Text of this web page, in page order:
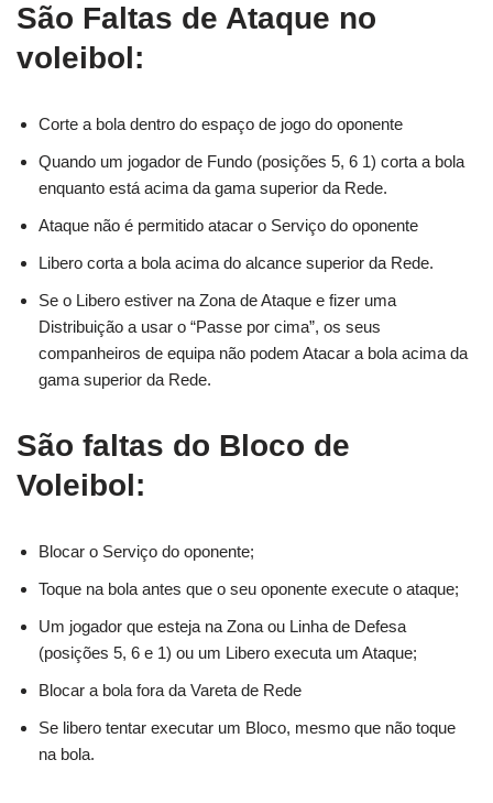
São Faltas de Ataque no
voleibol:
Corte a bola dentro do espaço de jogo do oponente
Quando um jogador de Fundo (posições 5, 6 1) corta a bola
enquanto está acima da gama superior da Rede.
Ataque não é permitido atacar o Serviço do oponente
Libero corta a bola acima do alcance superior da Rede.
Se o Libero estiver na Zona de Ataque e fizer uma
Distribuição a usar o “Passe por cima”, os seus
companheiros de equipa não podem Atacar a bola acima da
gama superior da Rede.
São faltas do Bloco de
Voleibol:
Blocar o Serviço do oponente;
Toque na bola antes que o seu oponente execute o ataque;
Um jogador que esteja na Zona ou Linha de Defesa
(posições 5, 6 e 1) ou um Libero executa um Ataque;
Blocar a bola fora da Vareta de Rede
Se libero tentar executar um Bloco, mesmo que não toque
na bola.